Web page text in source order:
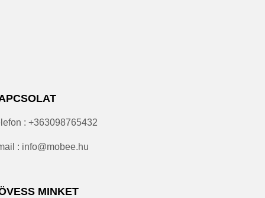
: +363098765432
: info@mobee.hu
MINKET